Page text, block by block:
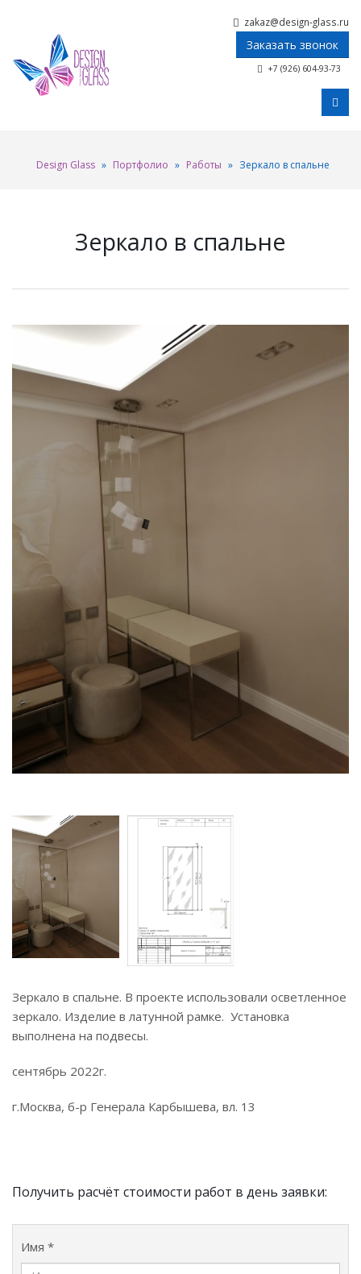
zakaz@design-glass.ru
Заказать звонок
+7 (926) 604-93-73
Design Glass » Портфолио » Работы » Зеркало в спальне
Зеркало в спальне
Зеркало в спальне. В проекте использовали осветленное
зеркало. Изделие в латунной рамке. Установка
выполнена на подвесы.
сентябрь 2022г.
г.Москва, б-р Генерала Карбышева, вл. 13
Получить расчёт стоимости работ в день заявки:
Имя *